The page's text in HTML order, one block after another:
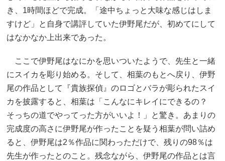
き、1時間ほどで完成。「途中ちょっと大味な感じはしま
すけど」と自身で講評していた伊野尾だが、初めてにして
はなかなか上出来であった。
ここで伊野尾はなにかを思いついたようで、先生と一緒
にスイカを彫り始める。そして、相葉のもとへ戻り、伊野
尾の作品として『貴族探偵』のロゴとバラが彫られたスイ
カを披露すると、相葉は「こんなにキレイにできるの？
そっちの道でやってった方がいいよ！」と驚き。あまりの
完成度の高さに伊野尾が作ったことを疑う相葉が問い詰め
ると、伊野尾は2％作品に関わっただけで、残りの98％は
先生が作ったとのこと。残念ながら、伊野尾の作品とは言